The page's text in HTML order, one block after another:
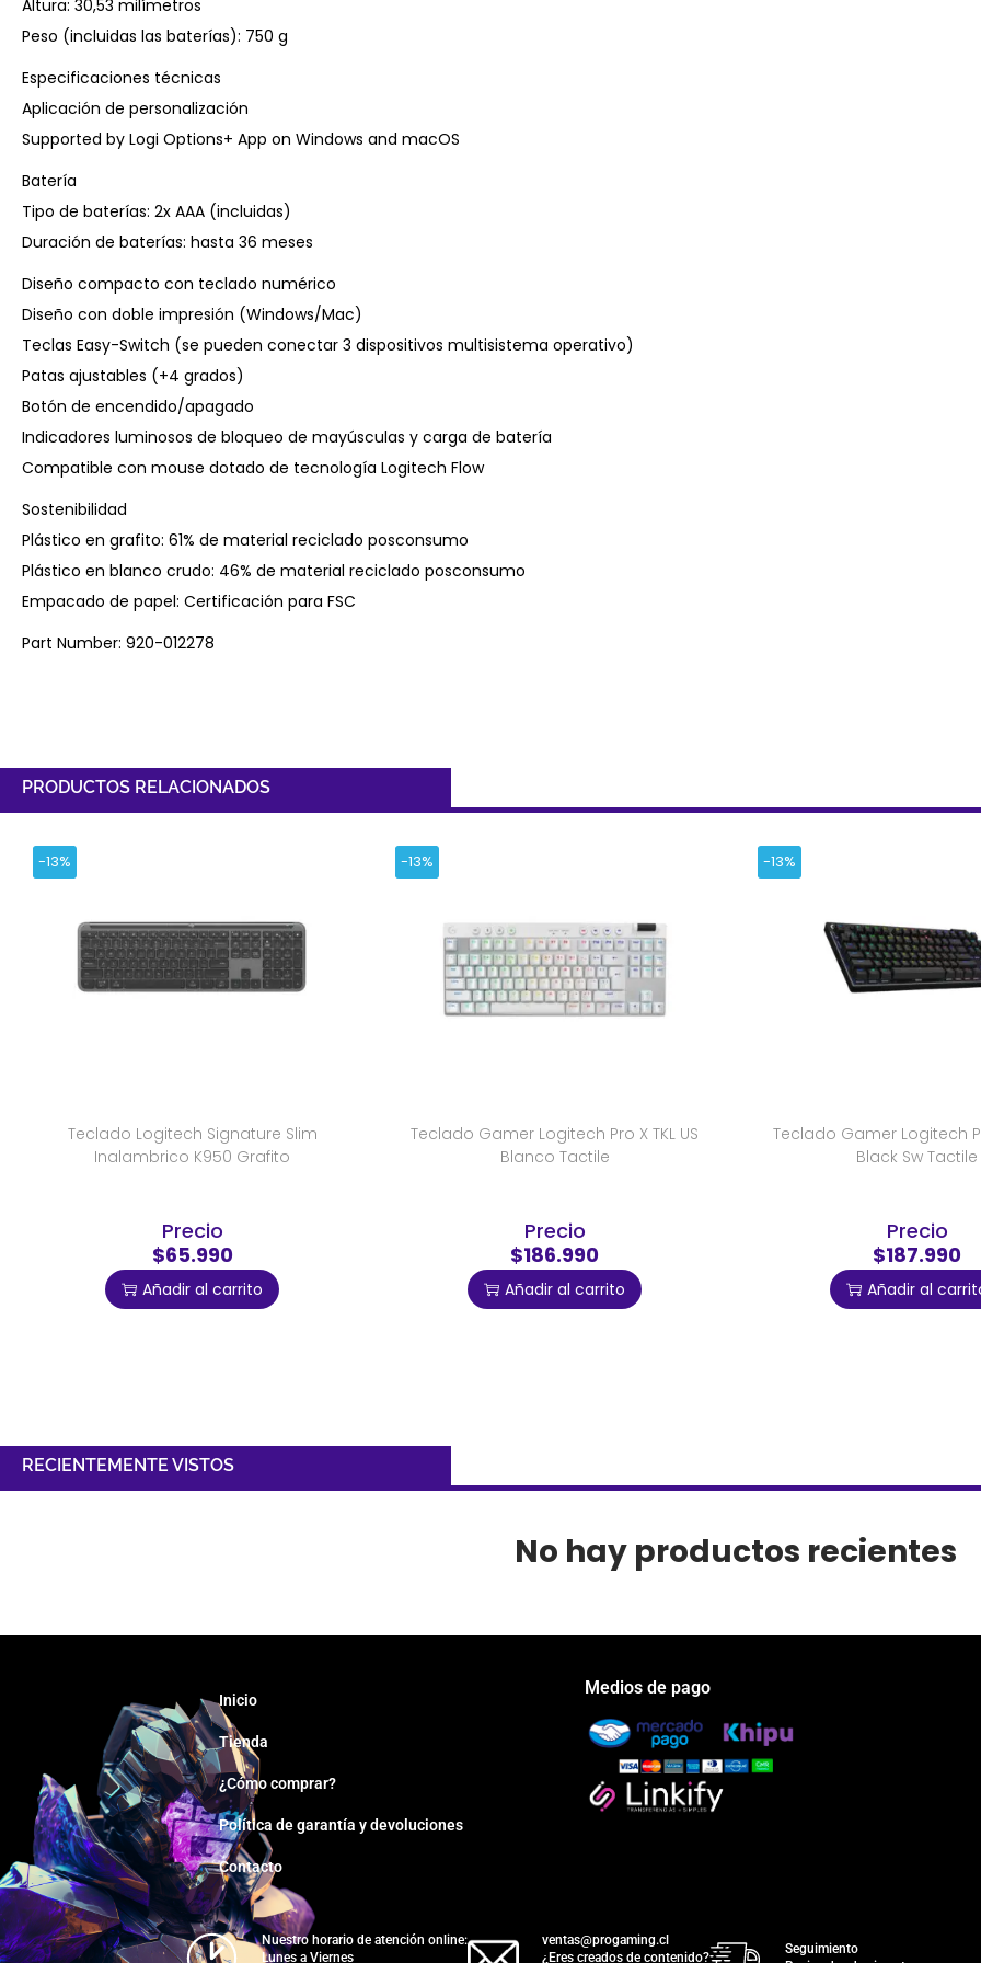
Altura: 30,53 milímetros
Peso (incluidas las baterías): 750 g
Especificaciones técnicas
Aplicación de personalización
Supported by Logi Options+ App on Windows and macOS
Batería
Tipo de baterías: 2x AAA (incluidas)
Duración de baterías: hasta 36 meses
Diseño compacto con teclado numérico
Diseño con doble impresión (Windows/Mac)
Teclas Easy-Switch (se pueden conectar 3 dispositivos multisistema operativo)
Patas ajustables (+4 grados)
Botón de encendido/apagado
Indicadores luminosos de bloqueo de mayúsculas y carga de batería
Compatible con mouse dotado de tecnología Logitech Flow
Sostenibilidad
Plástico en grafito: 61% de material reciclado posconsumo
Plástico en blanco crudo: 46% de material reciclado posconsumo
Empacado de papel: Certificación para FSC
Part Number: 920-012278
PRODUCTOS RELACIONADOS
-13%
Teclado Logitech Signature Slim
Inalambrico K950 Grafito
Precio
$65.990
Añadir al carrito
-13%
Teclado Gamer Logitech Pro X TKL US
Blanco Tactile
Precio
$186.990
Añadir al carrito
-13%
Teclado Gamer Logitech
Black Sw Tactile
Precio
$187.990
Añadir al
RECIENTEMENTE VISTOS
No hay productos recientes
Inicio
Tienda
¿Cómo comprar?
Política de garantía y devoluciones
Contacto
Medios de pago
Nuestro horario de atención online:
Lunes a Viernes
ventas@progaming.cl
¿Eres creados de contenido?
Seguimiento